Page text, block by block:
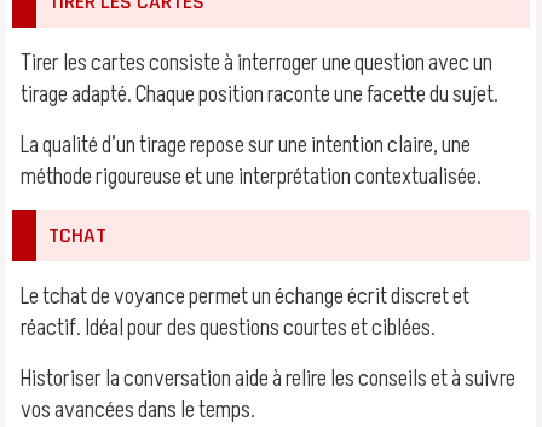
Tirer les cartes consiste à interroger une question avec un
tirage adapté. Chaque position raconte une facette du sujet.
La qualité d’un tirage repose sur une intention claire, une
méthode rigoureuse et une interprétation contextualisée.
TCHAT
Le tchat de voyance permet un échange écrit discret et
réactif. Idéal pour des questions courtes et ciblées.
Historiser la conversation aide à relire les conseils et à suivre
vos avancées dans le temps.